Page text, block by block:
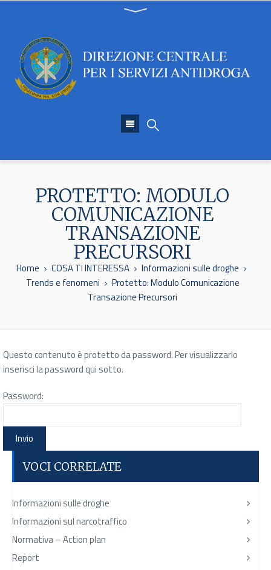
PROTETTO: MODULO
COMUNICAZIONE
TRANSAZIONE
PRECURSORI
Home COSA TI INTERESSA
Informazioni sulle droghe
Trends e fenomeni
Protetto: Modulo Comunicazione
Transazione Precursori
VOCI CORRELATE
Informazioni sulle droghe
Informazioni sul narcotraffico
Normativa – Action plan
Report
Questo contenuto è protetto da password. Per visualizzarlo
inserisci la password qui sotto.
Password: